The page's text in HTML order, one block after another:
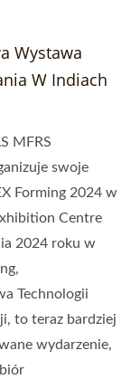
Wystawa
W Indiach
MFRS
swoje
Forming 2024 w
Centre
2024 roku w
Technologii
to teraz bardziej
wydarzenie,